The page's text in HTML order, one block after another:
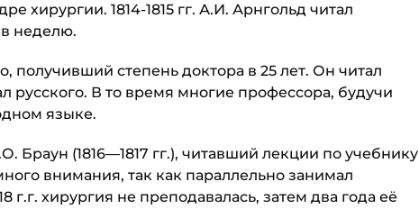
хирур­гии. 1814-1815 гг. А.И. Арнгольд читал
неделю.
получивший степень доктора в 25 лет. Он читал
русского. В то время многие профессора, будучи
языке.
Браун (1816—1817 гг.), чи­тавший лекции по учебнику
внимания, так как параллельно занимал
г.г. хирургия не преподавалась, затем два года её